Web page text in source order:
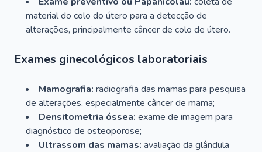
material do colo do útero para a detecção de
alterações, principalmente câncer de colo de útero.
Exames ginecológicos laboratoriais
Mamografia: radiografia das mamas para pesquisa
de alterações, especialmente câncer de mama;
Densitometria óssea: exame de imagem para
diagnóstico de osteoporose;
Ultrassom das mamas: avaliação da glândula